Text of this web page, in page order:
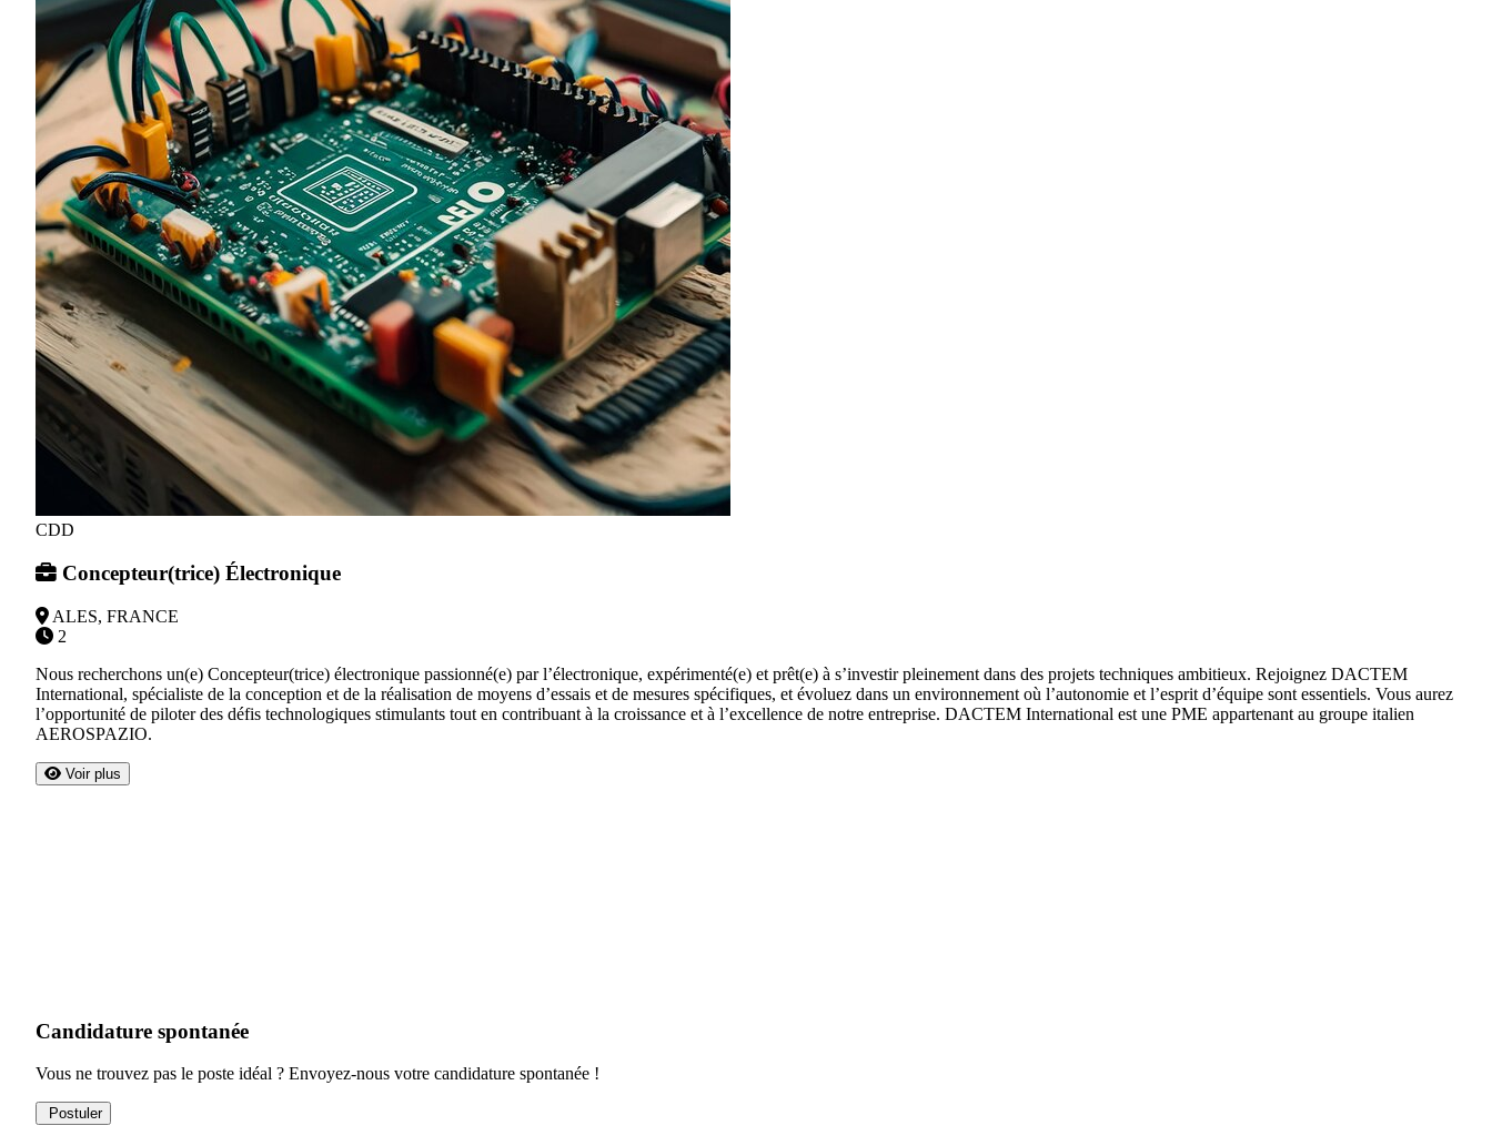
CDD
Concepteur(trice) Électronique
ALES, FRANCE
2
Nous recherchons un(e) Concepteur(trice) électronique passionné(e) par l’électronique, expérimenté(e) et prêt(e) à s’investir pleinement dans des projets techniques ambitieux. Rejoignez DACTEM
International, spécialiste de la conception et de la réalisation de moyens d’essais et de mesures spécifiques, et évoluez dans un environnement où l’autonomie et l’esprit d’équipe sont essentiels. Vous aurez
l’opportunité de piloter des défis technologiques stimulants tout en contribuant à la croissance et à l’excellence de notre entreprise. DACTEM International est une PME appartenant au groupe italien
AEROSPAZIO.
Voir plus
Candidature spontanée
Vous ne trouvez pas le poste idéal ? Envoyez-nous votre candidature spontanée !
Postuler